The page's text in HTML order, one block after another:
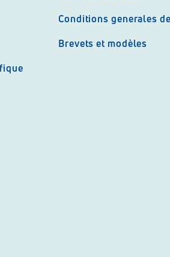
Conditions generales
Brevets et modèles